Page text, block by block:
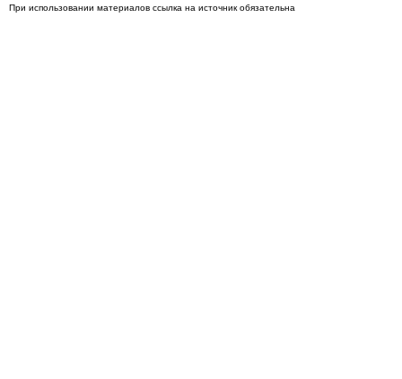
При использовании материалов ссылка на источник обязательна